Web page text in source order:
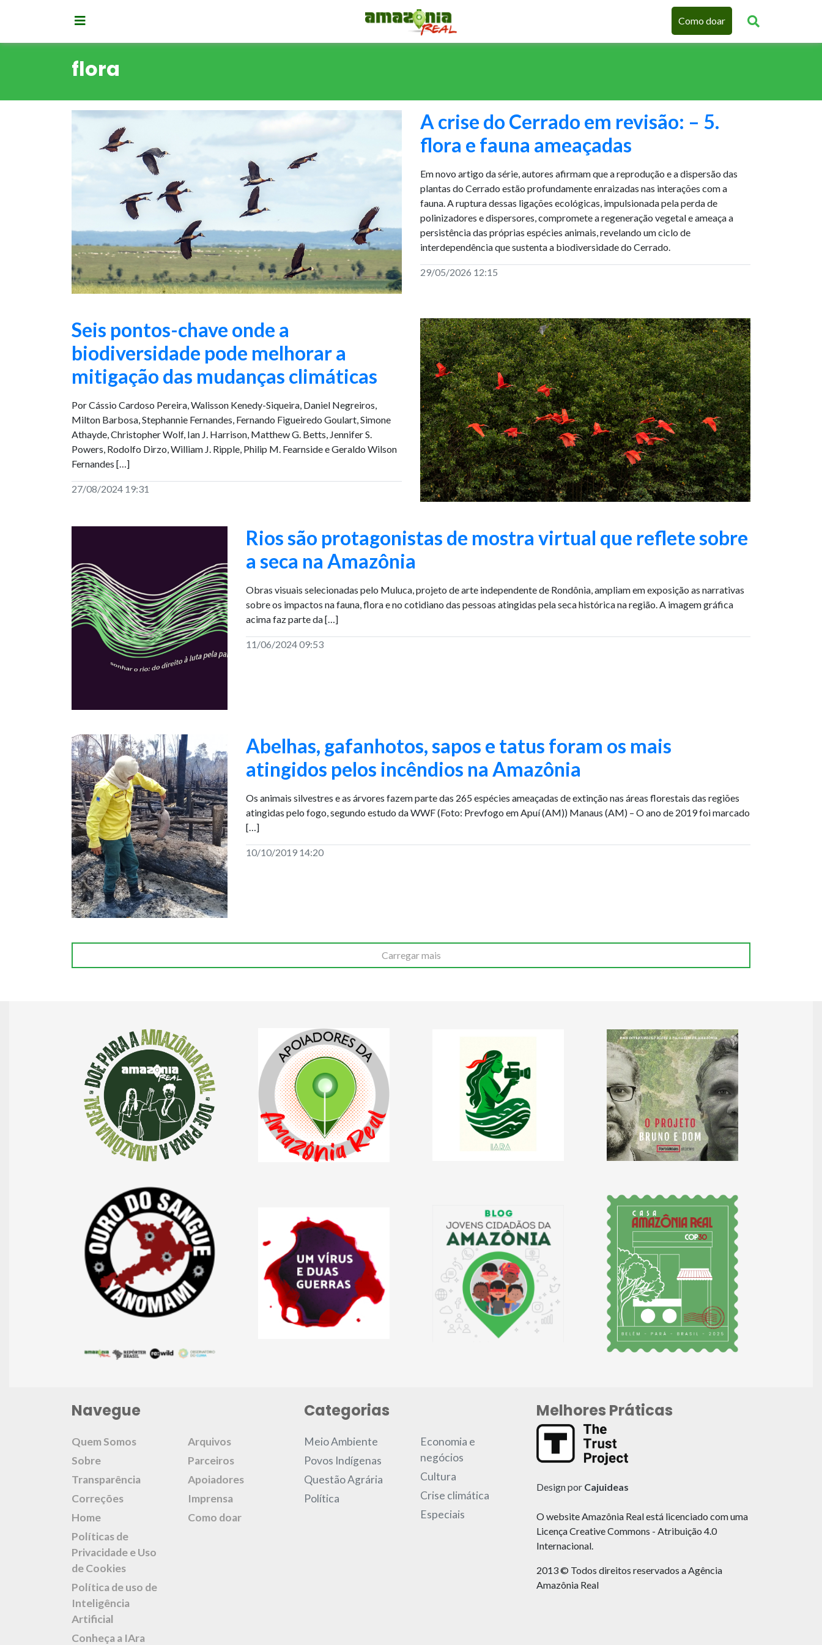
Como doar
flora
A crise do Cerrado em revisão: – 5.
flora e fauna ameaçadas
Em novo artigo da série, autores afirmam que a reprodução e a dispersão das
plantas do Cerrado estão profundamente enraizadas nas interações com a
fauna. A ruptura dessas ligações ecológicas, impulsionada pela perda de
polinizadores e dispersores, compromete a regeneração vegetal e ameaça a
persistência das próprias espécies animais, revelando um ciclo de
interdependência que sustenta a biodiversidade do Cerrado.
29/05/2026 12:15
Seis pontos-chave onde a
biodiversidade pode melhorar a
mitigação das mudanças climáticas
Por Cássio Cardoso Pereira, Walisson Kenedy-Siqueira, Daniel Negreiros,
Milton Barbosa, Stephannie Fernandes, Fernando Figueiredo Goulart, Simone
Athayde, Christopher Wolf, Ian J. Harrison, Matthew G. Betts, Jennifer S.
Powers, Rodolfo Dirzo, William J. Ripple, Philip M. Fearnside e Geraldo Wilson
Fernandes […]
27/08/2024 19:31
Rios são protagonistas de mostra virtual que reflete sobre
a seca na Amazônia
Obras visuais selecionadas pelo Muluca, projeto de arte independente de Rondônia, ampliam em exposição as narrativas
sobre os impactos na fauna, flora e no cotidiano das pessoas atingidas pela seca histórica na região. A imagem gráfica
acima faz parte da […]
11/06/2024 09:53
Abelhas, gafanhotos, sapos e tatus foram os mais
atingidos pelos incêndios na Amazônia
Os animais silvestres e as árvores fazem parte das 265 espécies ameaçadas de extinção nas áreas florestais das regiões
atingidas pelo fogo, segundo estudo da WWF (Foto: Prevfogo em Apuí (AM)) Manaus (AM) – O ano de 2019 foi marcado
[…]
10/10/2019 14:20
Carregar mais
Navegue
Quem Somos
Sobre
Transparência
Correções
Home
Políticas de
Privacidade e Uso
de Cookies
Política de uso de
Inteligência
Artificial
Conheça a IAra
Arquivos
Parceiros
Apoiadores
Imprensa
Como doar
Categorias
Meio Ambiente
Povos Indígenas
Questão Agrária
Política
Economia e
negócios
Cultura
Crise climática
Especiais
Melhores Práticas
Design por Cajuideas
O website Amazônia Real está licenciado com uma
Licença Creative Commons - Atribuição 4.0
Internacional.
2013 © Todos direitos reservados a Agência
Amazônia Real